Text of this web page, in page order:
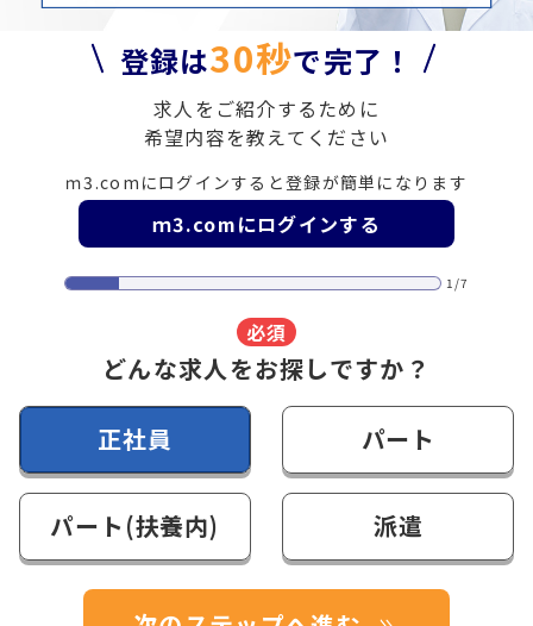
登録は30秒で完了！
求人をご紹介するために
希望内容を教えてください
ｍ3.comにログインすると登録が簡単になります
ｍ3.comにログインする
1/7
必須
どんな求人をお探しですか？
正社員 パート
パート(扶養内) 派遣